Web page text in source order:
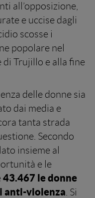
all’opposizione,
e uccise dagli
scosse i
popolare nel
di Trujillo e alla fine
delle donne sia
dai media e
tanta strada
Secondo
insieme al
e le
43.467 le donne
anti-violenza . Si